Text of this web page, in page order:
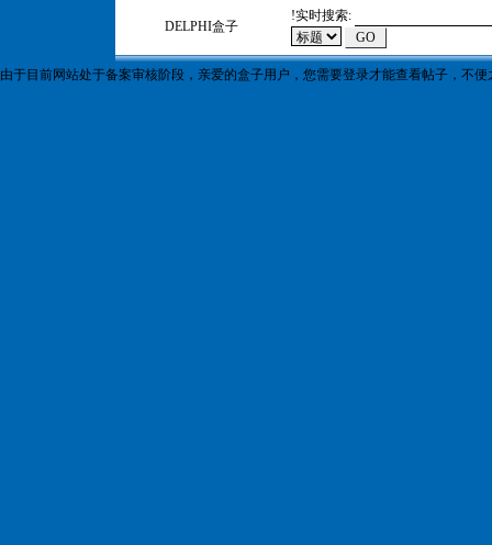
DELPHI盒子
!实时搜索:
由于目前网站处于备案审核阶段，亲爱的盒子用户，您需要登录才能查看帖子，不